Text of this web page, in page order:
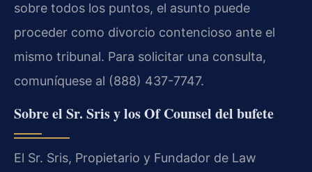
sobre todos los puntos, el asunto puede
proceder como divorcio contencioso ante el
mismo tribunal. Para solicitar una consulta,
comuníquese al (888) 437-7747.
Sobre el Sr. Sris y los Of Counsel del bufete
El Sr. Sris, Propietario y Fundador de Law